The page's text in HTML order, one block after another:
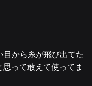
から糸が飛び出てた
って敢えて使ってま